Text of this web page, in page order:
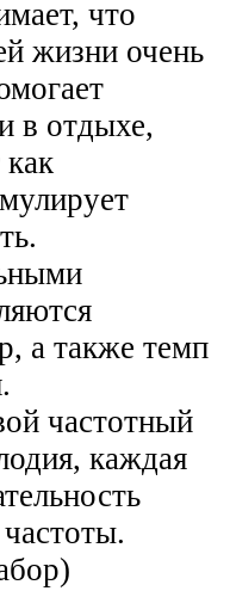
что
жизни очень
в отдыхе,
а также темп
частотный
каждая